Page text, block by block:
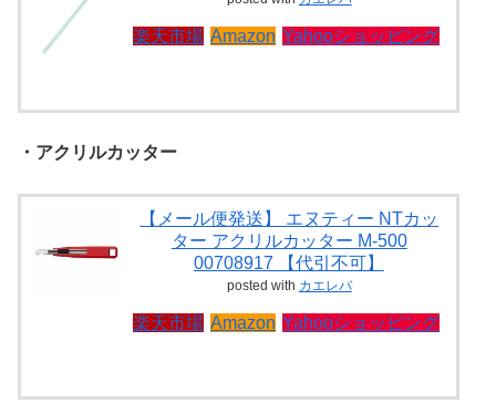
楽天市場 Amazon Yahooショッピング
・アクリルカッター
【メール便発送】 エヌティー NTカッ
ター アクリルカッター M-500
00708917 【代引不可】
posted with カエレバ
楽天市場 Amazon Yahooショッピング